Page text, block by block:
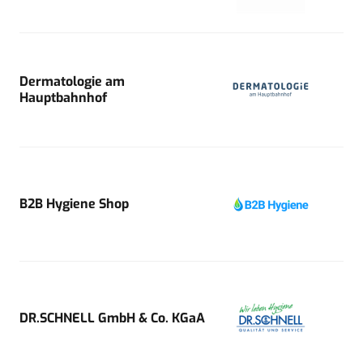
Dermatologie am
Hauptbahnhof
B2B Hygiene Shop
DR.SCHNELL GmbH & Co. KGaA